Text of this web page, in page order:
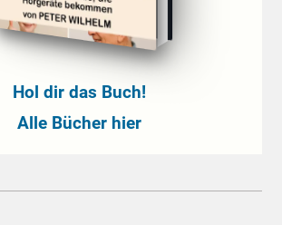
Hol dir das Buch!
Alle Bücher hier